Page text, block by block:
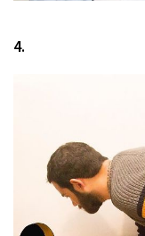
4.